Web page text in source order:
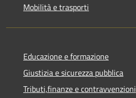
Mobilità e trasporti
Educazione e formazione
Giustizia e sicurezza pubblica
Tributi,finanze e contravvenzioni